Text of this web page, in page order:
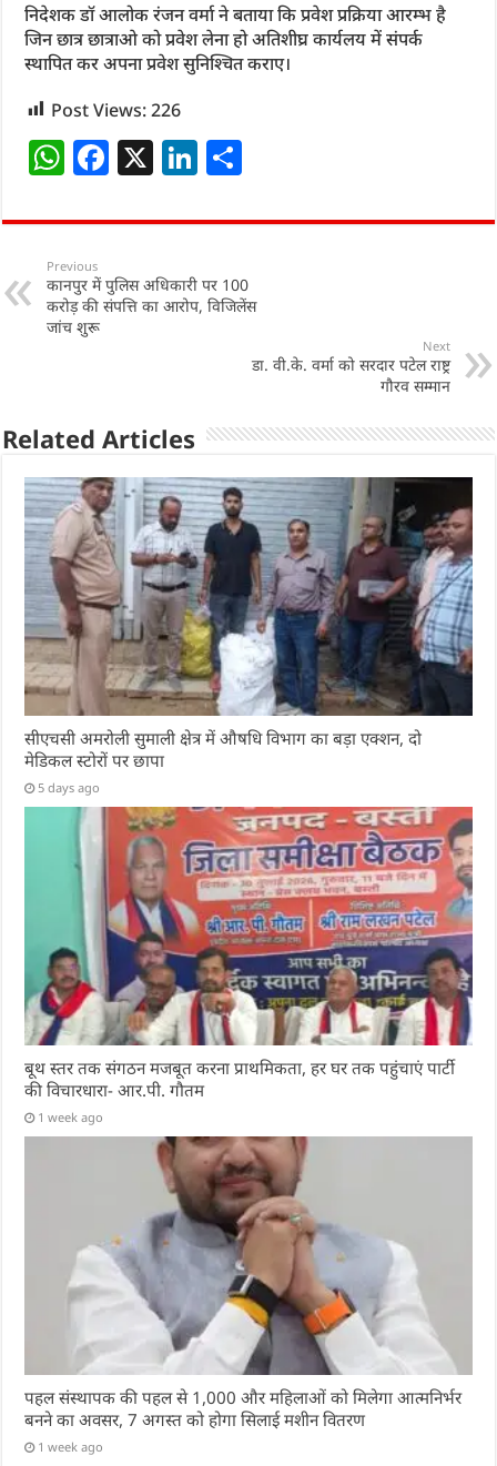
निदेशक डॉ आलोक रंजन वर्मा ने बताया कि प्रवेश प्रक्रिया आरम्भ है
जिन छात्र छात्राओ को प्रवेश लेना हो अतिशीघ्र कार्यलय में संपर्क
स्थापित कर अपना प्रवेश सुनिश्चित कराए।
Post Views:226
W
at
s
A
p
F
c
e
b
X Li
k
dI
ar
Previous
कानपुर में पुलिस अधिकारी पर 100
करोड़ की संपत्ति का आरोप, विजिलेंस
जांच शुरू
Next
डा. वी.के. वर्मा को सरदार पटेल राष्ट्र
गौरव सम्मान
Related Articles
सीएचसी अमरोली सुमाली क्षेत्र में औषधि विभाग का बड़ा एक्शन, दो
मेडिकल स्टोरों पर छापा
5 days ago
बूथ स्तर तक संगठन मजबूत करना प्राथमिकता, हर घर तक पहुंचाएं पार्टी
की विचारधारा- आर.पी. गौतम
1 week ago
पहल संस्थापक की पहल से 1,000 और महिलाओं को मिलेगा आत्मनिर्भर
बनने का अवसर, 7 अगस्त को होगा सिलाई मशीन वितरण
1 week ago